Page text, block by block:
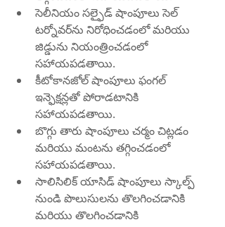
సెలీనియం సల్ఫైడ్ షాంపూలు సెల్
టర్నోవర్‌ను నిరోధించడంలో మరియు
జిడ్డును నియంత్రించడంలో
సహాయపడతాయి.
కీటోకానజోల్ షాంపూలు ఫంగల్
ఇన్ఫెక్షన్లతో పోరాడటానికి
సహాయపడతాయి.
బొగ్గు తారు షాంపూలు చర్మం చిట్లడం
మరియు మంటను తగ్గించడంలో
సహాయపడతాయి.
సాలిసిలిక్ యాసిడ్ షాంపూలు స్కాల్ప్
నుండి పొలుసులను తొలగించడానికి
మరియు తొలగించడానికి